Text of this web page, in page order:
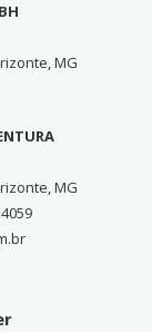
MG
MG